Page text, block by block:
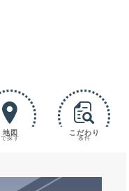
地図
で探す
こだわり
条件